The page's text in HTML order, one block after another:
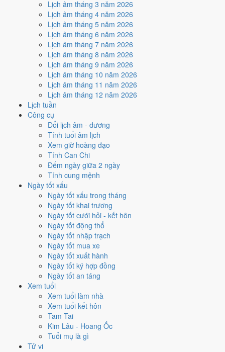
Lịch âm tháng 3 năm 2026
Lịch âm tháng 4 năm 2026
Lịch âm tháng 5 năm 2026
Lịch âm tháng 6 năm 2026
Lịch âm tháng 7 năm 2026
Lịch âm tháng 8 năm 2026
Lịch âm tháng 9 năm 2026
Lịch âm tháng 10 năm 2026
Lịch âm tháng 11 năm 2026
Lịch âm tháng 12 năm 2026
Lịch tuần
Công cụ
Đổi lịch âm - dương
Tính tuổi âm lịch
Xem giờ hoàng đạo
Tính Can Chi
Đếm ngày giữa 2 ngày
Tính cung mệnh
Ngày tốt xấu
Ngày tốt xấu trong tháng
Ngày tốt khai trương
Ngày tốt cưới hỏi - kết hôn
Ngày tốt động thổ
Ngày tốt nhập trạch
Ngày tốt mua xe
Ngày tốt xuất hành
Ngày tốt ký hợp đồng
Ngày tốt an táng
Xem tuổi
Xem tuổi làm nhà
Xem tuổi kết hôn
Tam Tai
Kim Lâu - Hoang Ốc
Tuổi mụ là gì
Tử vi
Nhập trạch - vào nhà mới
Rất tốt
Nhập trạch - vào nhà mới hôm nay ở
Trực Thành và Ngày Hoàng Đạo
Cách tính ngày tốt
Mua xe - tậu xe
Rất tốt
Mua xe - tậu xe hôm nay ởmức rất tốt (9/10)
Thành và Ngày Hoàng Đạo.
Cách tính ngày tốt
✈️
Xuất hành - đi xa
Rất tốt
Xuất hành - đi xa hôm nay ở
Thành và Ngày Hoàng Đạo
Cách tính ngày tốt
Tìm hiểu cách chấm:Trực Thành nghĩa là gì
phân biệt Hoàng Đạo - Hắc Đạo
Điểm số tổng hợp từ Trực, Sao 28 Tú và Hoàng Đạo - Hắc Đạo.
sánh cả tháng
Nếu ngày 24/12/2026 không hợp
việc của bạn thì sao?
Ngay trong một ngày đẹp như 24/12 vẫn có việc bị chấm thấp. Hai
việc bị chấm thấp nhất hôm nay là cắt tóc (4/10) và chữa bệnh
(tham khảo) (4/10)
2 cách hạ rủi ro
Không cần dời ngày vì 30 ngày quanh 24/12/2026 không có ngày nào
điểm cao hơn
9.0/10 của hôm nay. Việc
nên có thể đẩy sớm ngay trong ngày.
Coi việc vào giờ Hoàng Đạo trong chính ngày này.